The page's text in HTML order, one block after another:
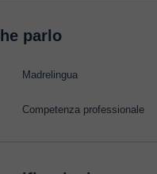
parlo
Madrelingua
Competenza professionale